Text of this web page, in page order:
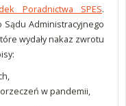
Poradnictwa SPES.
Administracyjnego
wydały nakaz zwrotu
w pandemii,